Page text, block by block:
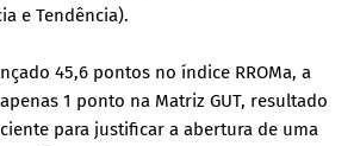
e Tendência).
45,6 pontos no índice RROMa, a
1 ponto na Matriz GUT, resultado
para justificar a abertura de uma